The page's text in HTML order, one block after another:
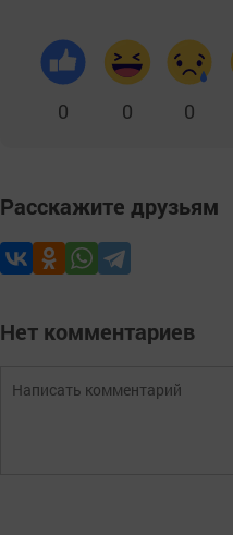
0 0 0
Расскажите друзьям
Нет комментариев